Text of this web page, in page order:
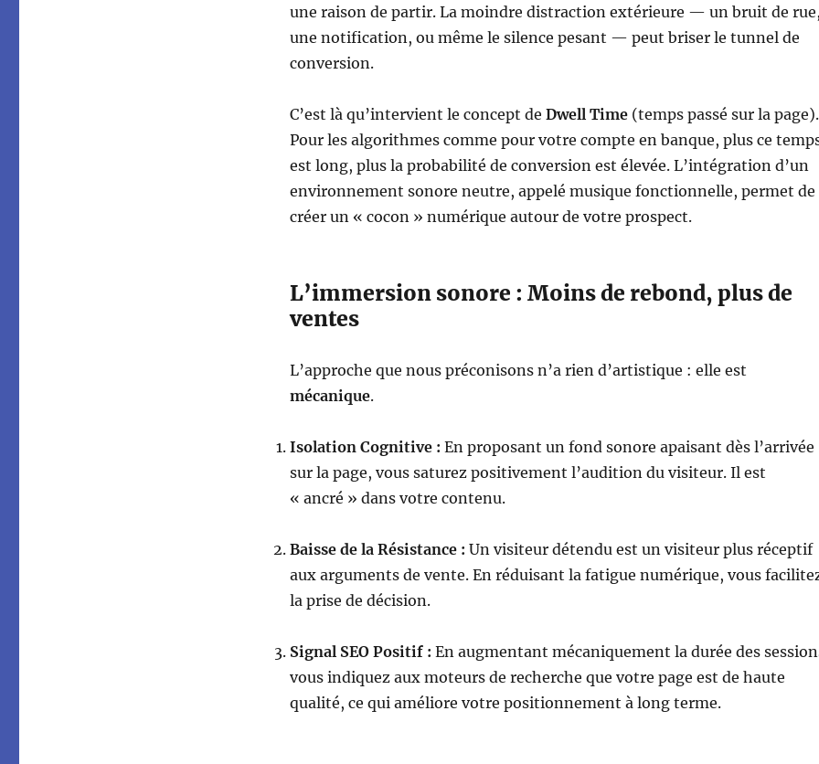
une raison de partir. La moindre distraction extérieure — un bruit de
une notification, ou même le silence pesant — peut briser le tunnel de
conversion.
C’est là qu’intervient le concept de Dwell Time(temps passé sur la page).
Pour les algorithmes comme pour votre compte en banque, plus ce
est long, plus la probabilité de conversion est élevée. L’intégration d’un
environnement sonore neutre, appelé musique fonctionnelle, permet de
créer un « cocon » numérique autour de votre prospect.
L’immersion sonore : Moins de rebond, plus de
ventes
L’approche que nous préconisons n’a rien d’artistique : elle est
mécanique.
Isolation Cognitive : En proposant un fond sonore apaisant dès l’arrivée
sur la page, vous saturez positivement l’audition du visiteur. Il est
« ancré » dans votre contenu.
Baisse de la Résistance : Un visiteur détendu est un visiteur plus réceptif
aux arguments de vente. En réduisant la fatigue numérique, vous
la prise de décision.
Signal SEO Positif : En augmentant mécaniquement la durée des
vous indiquez aux moteurs de recherche que votre page est de haute
qualité, ce qui améliore votre positionnement à long terme.